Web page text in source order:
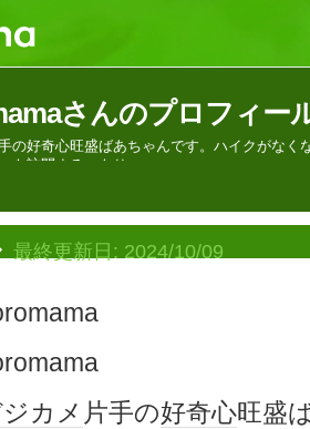
さんのプロフィー
の好奇心旺盛ばあちゃんです。ハイクがな
も訪問するつもり。
最終更新日: 2024/10/09
カメ 片手の好奇心旺盛